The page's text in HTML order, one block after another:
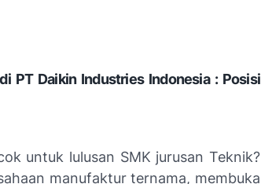
PT Daikin Industries Indonesia : Posisi
untuk lulusan SMK jurusan Teknik?
manufaktur ternama, membuka